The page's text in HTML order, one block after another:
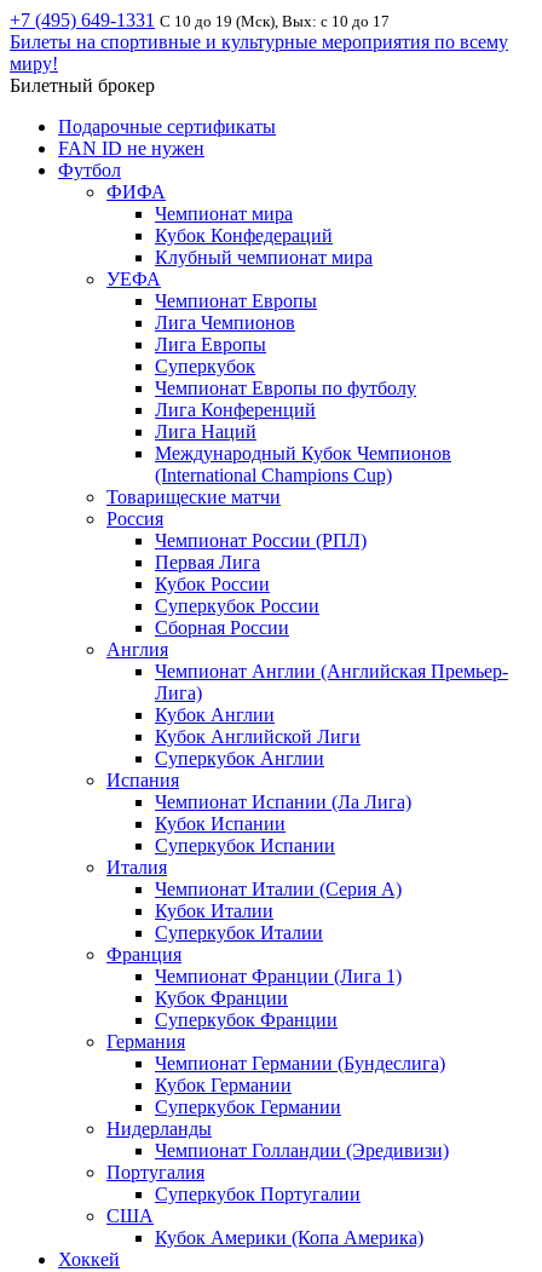
+7 (495) 649-1331 С 10 до 19 (Мск), Вых: с 10 до 17
Билеты на спортивные и культурные мероприятия по всему
миру!
Билетный брокер
Подарочные сертификаты
FAN ID не нужен
Футбол
ФИФА
Чемпионат мира
Кубок Конфедераций
Клубный чемпионат мира
УЕФА
Чемпионат Европы
Лига Чемпионов
Лига Европы
Суперкубок
Чемпионат Европы по футболу
Лига Конференций
Лига Наций
Международный Кубок Чемпионов
(International Champions Cup)
Товарищеские матчи
Россия
Чемпионат России (РПЛ)
Первая Лига
Кубок России
Суперкубок России
Сборная России
Англия
Чемпионат Англии (Английская Премьер-
Лига)
Кубок Англии
Кубок Английской Лиги
Суперкубок Англии
Испания
Чемпионат Испании (Ла Лига)
Кубок Испании
Суперкубок Испании
Италия
Чемпионат Италии (Серия А)
Кубок Италии
Суперкубок Италии
Франция
Чемпионат Франции (Лига 1)
Кубок Франции
Суперкубок Франции
Германия
Чемпионат Германии (Бундеслига)
Кубок Германии
Суперкубок Германии
Нидерланды
Чемпионат Голландии (Эредивизи)
Португалия
Суперкубок Португалии
США
Кубок Америки (Копа Америка)
Хоккей